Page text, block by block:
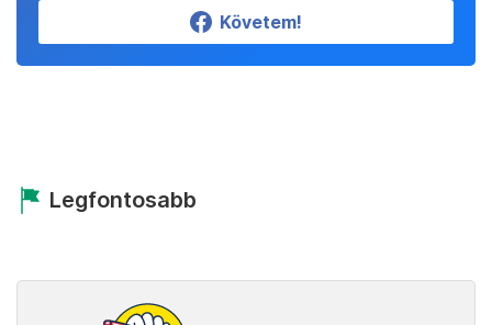
Követem!
Legfontosabb